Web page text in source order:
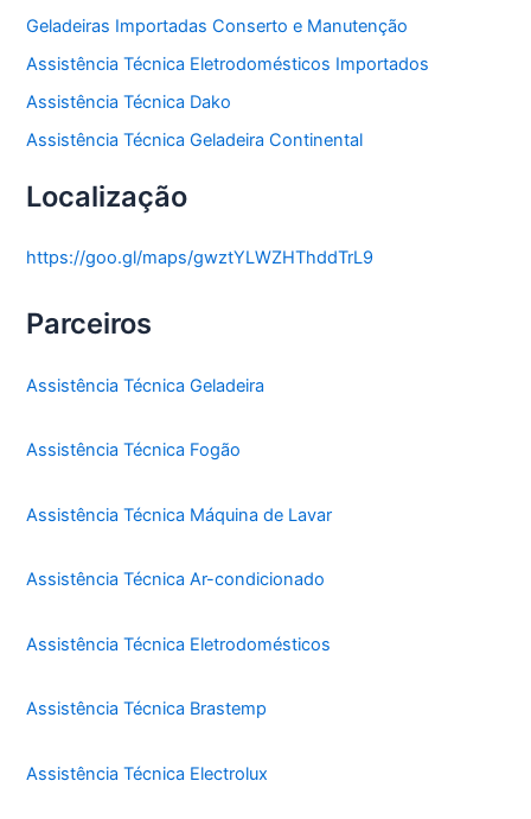
Geladeiras Importadas Conserto e Manutenção
Assistência Técnica Eletrodomésticos Importados
Assistência Técnica Dako
Assistência Técnica Geladeira Continental
Localização
https://goo.gl/maps/gwztYLWZHThddTrL9
Parceiros
Assistência Técnica Geladeira
Assistência Técnica Fogão
Assistência Técnica Máquina de Lavar
Assistência Técnica Ar-condicionado
Assistência Técnica Eletrodomésticos
Assistência Técnica Brastemp
Assistência Técnica Electrolux